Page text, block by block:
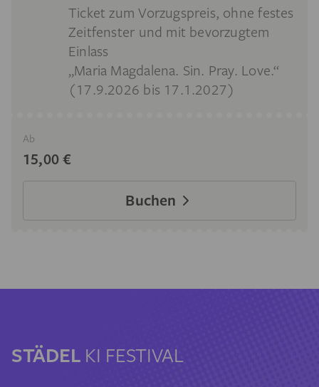
Ticket zum Vorzugspreis, ohne festes
Zeitfenster und mit bevorzugtem
Einlass
„Maria Magdalena. Sin. Pray. Love.“
(17.9.2026 bis 17.1.2027)
Ab
15,00 €
Buchen
STÄDEL KI FESTIVAL